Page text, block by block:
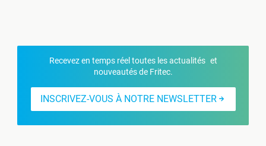
Recevez en temps réel toutes les actualités et
nouveautés de Fritec.
INSCRIVEZ-VOUS À NOTRE NEWSLETTER